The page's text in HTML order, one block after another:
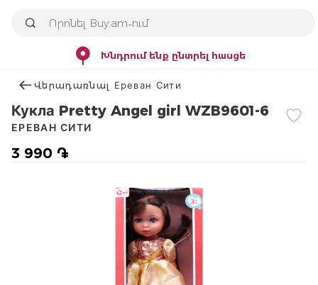
Խնդրում ենք ընտրել հասցե
Վերադառնալ Ереван Сити
Кукла Pretty Angel girl WZB9601-6
3 990 ֏
ЕРЕВАН СИТИ